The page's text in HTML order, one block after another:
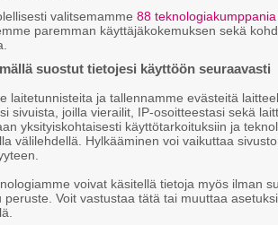
Tämä kertoo äitinsä
soluiksi. Hän haluaa olla
hän uhraa elämänsä ja
olemisesta, jonka voin kuvitella.
raita. Murskaava ja raskas.
biisi levyllä, aika
fiilistä. Biisi kertoo havainnoinnin
valitsemamme 88 teknologiakumppania
paremman käyttäjäkokemuksen sekä
suostut tietojesi käyttöön seuraavasti
laitetunnisteita ja tallennamme evästeitä
sivuista, joilla vierailit, IP-osoitteestasi sekä
yksityiskohtaisesti käyttötarkoituksiin ja
välilehdellä. Hylkääminen voi vaikuttaa
voivat käsitellä tietoja myös ilman
peruste. Voit vastustaa tätä tai muuttaa